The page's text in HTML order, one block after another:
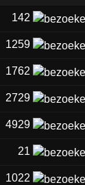
142
1259
1762
2729
4929
21
1022